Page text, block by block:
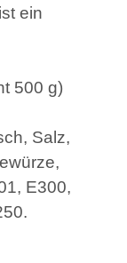
ein
500 g)
Salz,
E300,